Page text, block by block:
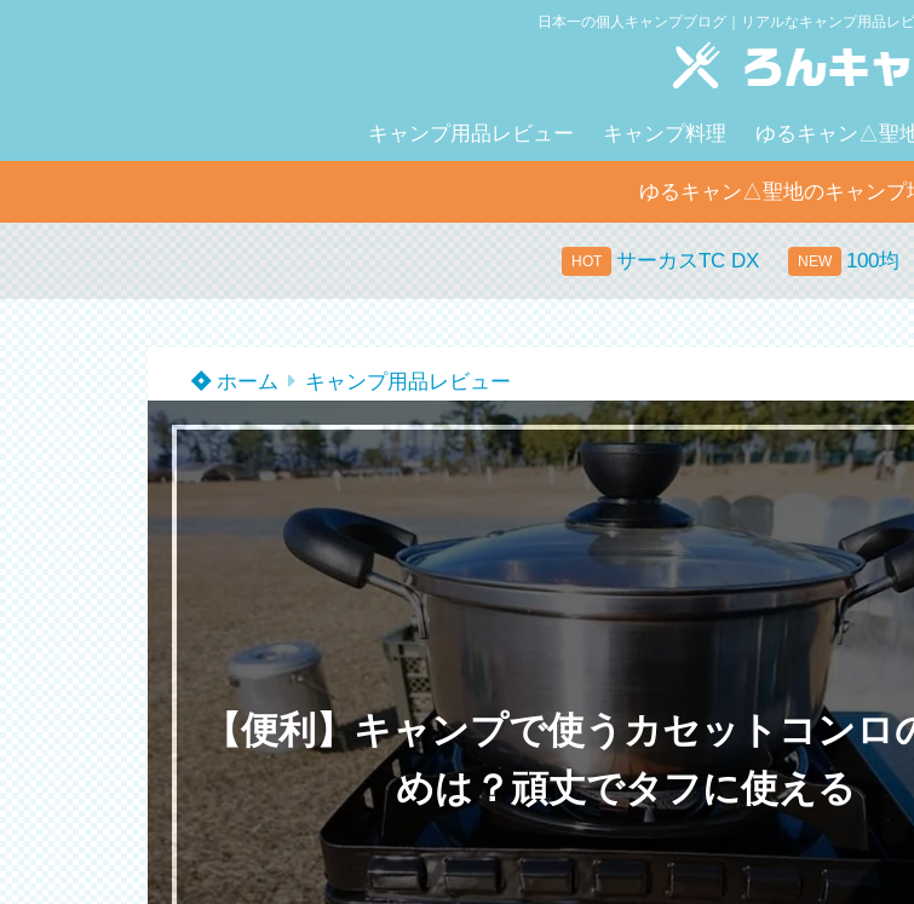
日本一の個人キャンプブログ｜リアルなキャンプ用品レ
キャンプ用品レビュー キャンプ料理 ゆるキャン△聖
ゆるキャン△聖地のキャンプ
サーカスTC DX 100均
ホーム キャンプ用品レビュー
【便利】キャンプで使うカセットコンロ
めは？頑丈でタフに使える